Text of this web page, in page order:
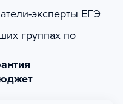
эксперты ЕГЭ
группах по